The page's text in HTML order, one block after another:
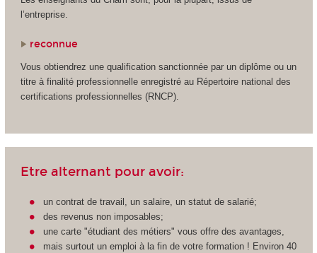
l’entreprise.
reconnue
Vous obtiendrez une qualification sanctionnée par un diplôme ou un
titre à finalité professionnelle enregistré au Répertoire national des
certifications professionnelles (RNCP).
Etre alternant pour avoir:
un contrat de travail, un salaire, un statut de salarié;
des revenus non imposables;
une carte "étudiant des métiers" vous offre des avantages,
mais surtout un emploi à la fin de votre formation ! Environ 40